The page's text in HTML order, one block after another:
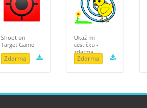
Shoot on
Target Game
Zdarma
Ukaž mi
cestičku -
zdarma
Zdarma